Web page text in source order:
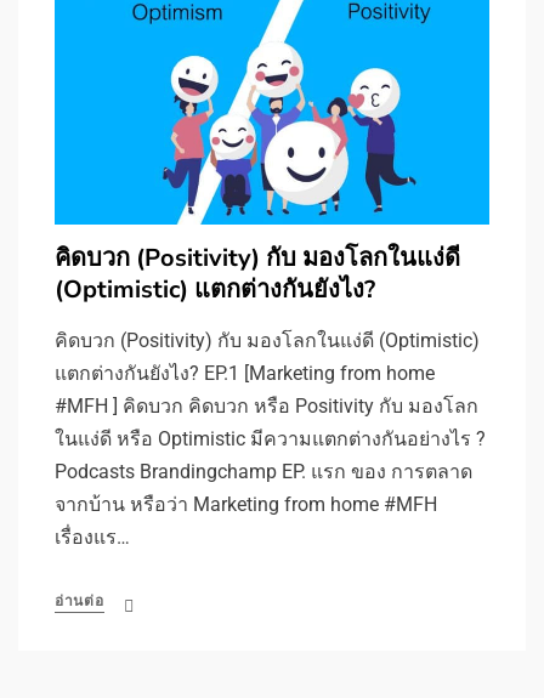
คิดบวก (Positivity) กับ มองโลกในแง่ดี
(Optimistic) แตกต่างกันยังไง?
คิดบวก (Positivity) กับ มองโลกในแง่ดี (Optimistic)
แตกต่างกันยังไง? EP.1 [Marketing from home
#MFH ] คิดบวก คิดบวก หรือ Positivity กับ มองโลก
ในแง่ดี หรือ Optimistic มีความแตกต่างกันอย่างไร ?
Podcasts Brandingchamp EP. แรก ของ การตลาด
จากบ้าน หรือว่า Marketing from home #MFH
เรื่องแร…
อ่านต่อ